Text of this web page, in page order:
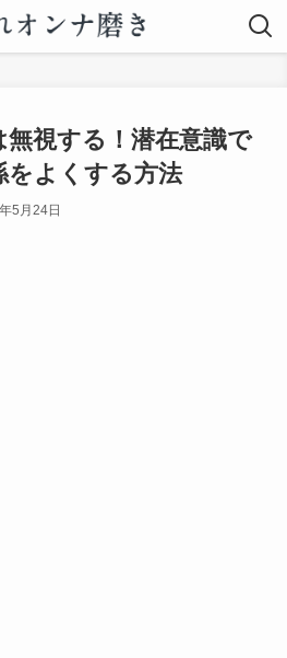
無視する！潜在意識で
をよくする方法
5月24日